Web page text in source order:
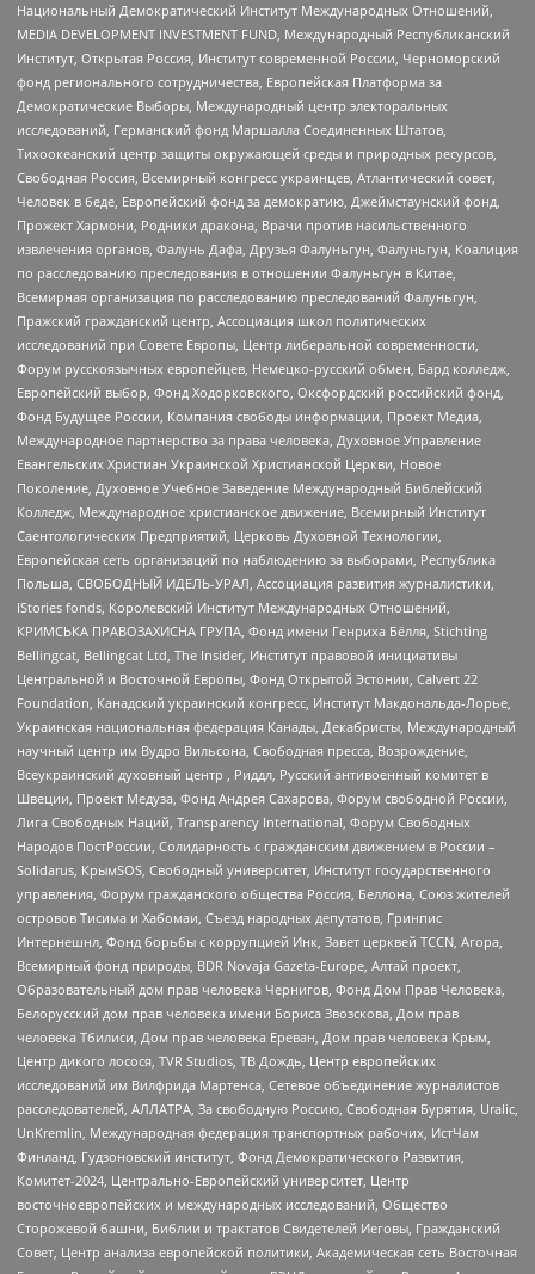
Национальный Демократический Институт Международных Отношений,
MEDIA DEVELOPMENT INVESTMENT FUND, Международный Республиканский
Институт, Открытая Россия, Институт современной России, Черноморский
фонд регионального сотрудничества, Европейская Платформа за
Демократические Выборы, Международный центр электоральных
исследований, Германский фонд Маршалла Соединенных Штатов,
Тихоокеанский центр защиты окружающей среды и природных ресурсов,
Свободная Россия, Всемирный конгресс украинцев, Атлантический совет,
Человек в беде, Европейский фонд за демократию, Джеймстаунский фонд,
Прожект Хармони, Родники дракона, Врачи против насильственного
извлечения органов, Фалунь Дафа, Друзья Фалуньгун, Фалуньгун, Коалиция
по расследованию преследования в отношении Фалуньгун в Китае,
Всемирная организация по расследованию преследований Фалуньгун,
Пражский гражданский центр, Ассоциация школ политических
исследований при Совете Европы, Центр либеральной современности,
Форум русскоязычных европейцев, Немецко-русский обмен, Бард колледж,
Европейский выбор, Фонд Ходорковского, Оксфордский российский фонд,
Фонд Будущее России, Компания свободы информации, Проект Медиа,
Международное партнерство за права человека, Духовное Управление
Евангельских Христиан Украинской Христианской Церкви, Новое
Поколение, Духовное Учебное Заведение Международный Библейский
Колледж, Международное христианское движение, Всемирный Институт
Саентологических Предприятий, Церковь Духовной Технологии,
Европейская сеть организаций по наблюдению за выборами, Республика
Польша, СВОБОДНЫЙ ИДЕЛЬ-УРАЛ, Ассоциация развития журналистики,
IStories fonds, Королевский Институт Международных Отношений,
КРИМСЬКА ПРАВОЗАХИСНА ГРУПА, Фонд имени Генриха Бёлля, Stichting
Bellingcat, Bellingcat Ltd, The Insider, Институт правовой инициативы
Центральной и Восточной Европы, Фонд Открытой Эстонии, Calvert 22
Foundation, Канадский украинский конгресс, Институт Макдональда-Лорье,
Украинская национальная федерация Канады, Декабристы, Международный
научный центр им Вудро Вильсона, Свободная пресса, Возрождение,
Всеукраинский духовный центр , Риддл, Русский антивоенный комитет в
Швеции, Проект Медуза, Фонд Андрея Сахарова, Форум свободной России,
Лига Свободных Наций, Transparеncy International, Форум Свободных
Народов ПостРоссии, Солидарность с гражданским движением в России –
Solidarus, КрымSOS, Свободный университет, Институт государственного
управления, Форум гражданского общества Россия, Беллона, Союз жителей
островов Тисима и Хабомаи, Съезд народных депутатов, Гринпис
Интернешнл, Фонд борьбы с коррупцией Инк, Завет церквей TCCN, Агора,
Всемирный фонд природы, BDR Novaja Gazeta-Europe, Алтай проект,
Образовательный дом прав человека Чернигов, Фонд Дом Прав Человека,
Белорусский дом прав человека имени Бориса Звозскова, Дом прав
человека Тбилиси, Дом прав человека Ереван, Дом прав человека Крым,
Центр дикого лосося, TVR Studios, ТВ Дождь, Центр европейских
исследований им Вилфрида Мартенса, Сетевое объединение журналистов
расследователей, АЛЛАТРА, За свободную Россию, Свободная Бурятия, Uralic,
UnKremlin, Международная федерация транспортных рабочих, ИстЧам
Финланд, Гудзоновский институт, Фонд Демократического Развития,
Комитет-2024, Центрально-Европейский университет, Центр
восточноевропейских и международных исследований, Общество
Сторожевой башни, Библии и трактатов Свидетелей Иеговы, Гражданский
Совет, Центр анализа европейской политики, Академическая сеть Восточная